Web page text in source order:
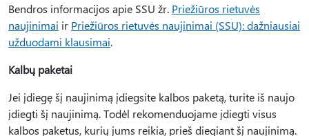
Bendros informacijos apie SSU žr. Priežiūros rietuvės
naujinimai ir Priežiūros rietuvės naujinimai (SSU): dažniausiai
užduodami klausimai.
Kalbų paketai
Jei įdiegę šį naujinimą įdiegsite kalbos paketą, turite iš naujo
įdiegti šį naujinimą. Todėl rekomenduojame įdiegti visus
kalbos paketus, kurių jums reikia, prieš diegiant šį naujinimą.